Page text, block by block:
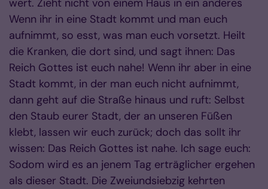
wert. Zieht nicht von einem Haus in ein anderes
Wenn ihr in eine Stadt kommt und man euch
aufnimmt, so esst, was man euch vorsetzt. Heilt
die Kranken, die dort sind, und sagt ihnen: Das
Reich Gottes ist euch nahe! Wenn ihr aber in eine
Stadt kommt, in der man euch nicht aufnimmt,
dann geht auf die Straße hinaus und ruft: Selbst
den Staub eurer Stadt, der an unseren Füßen
klebt, lassen wir euch zurück; doch das sollt ihr
wissen: Das Reich Gottes ist nahe. Ich sage euch:
Sodom wird es an jenem Tag erträglicher ergehen
als dieser Stadt. Die Zweiundsiebzig kehrten